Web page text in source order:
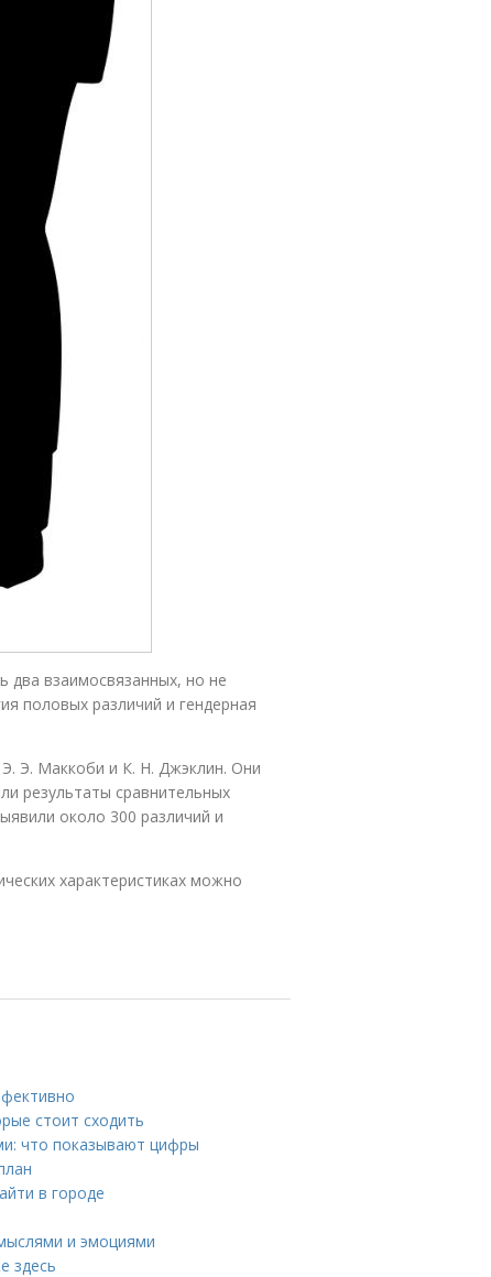
два взаимосвязанных, но не
половых различий и гендерная
Э. Маккоби и К. Н. Джэклин. Они
результаты сравнительных
около 300 различий и
характеристиках можно
стоит сходить
что показывают цифры
в городе
и эмоциями
здесь